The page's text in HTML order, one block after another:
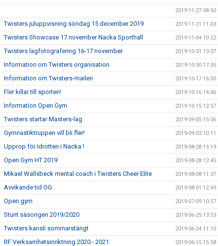
2019-11-27 08:50
Twisters juluppvisning söndag 15 december 2019 2019-11-21 11:03
Twisters Showcase 17 november Nacka Sporthall 2019-11-04 10:22
Twisters lagfotografering 16-17 november 2019-10-31 13:07
Information om Twisters organisation 2019-10-30 17:35
Information om Twisters-mailen 2019-10-17 16:00
Fler killar till sporten! 2019-10-16 14:46
Information Open Gym 2019-10-15 12:57
Twisters startar Masters-lag 2019-09-05 15:56
Gymnastiktruppen vill bli fler! 2019-09-03 10:11
Upprop för Idrotten i Nacka ! 2019-08-28 15:19
Open Gym HT 2019 2019-08-28 12:45
Mikael Wallsbeck mental coach i Twisters Cheer Elite 2019-08-08 11:37
Avvikande tid OG 2019-08-01 12:49
Open gym 2019-07-09 10:57
Stunt säsongen 2019/2020 2019-06-25 13:53
Twisters kansli sommarstängt 2019-06-24 11:10
RF Verksamhetsinriktning 2020 - 2021 2019-06-15 15:58